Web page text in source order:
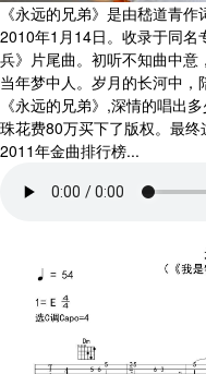
《永远的兄弟》是由嵇道青
2010年1月14日。收录于同名
兵》片尾曲。初听不知曲中
当年梦中人。岁月的长河中
《永远的兄弟》,深情的唱出
珠花费80万买下了版权。最
2011年金曲排行榜...